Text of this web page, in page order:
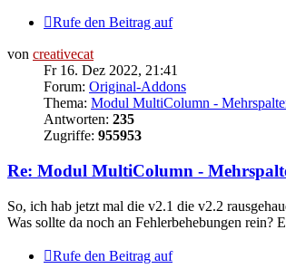
Rufe den Beitrag auf
von creativecat
Fr 16. Dez 2022, 21:41
Forum: Original-Addons
Thema: Modul MultiColumn -
Antworten: 235
Zugriffe: 955953
Re: Modul MultiColumn -
So, ich hab jetzt mal die v2.1 die v2.2
Was sollte da noch an Fehlerbehebungen rein?
Rufe den Beitrag auf